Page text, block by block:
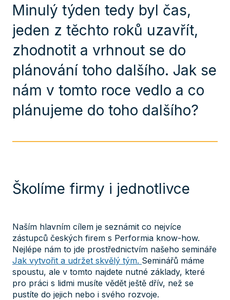
Minulý týden tedy byl čas,
jeden z těchto roků uzavřít,
zhodnotit a vrhnout se do
plánování toho dalšího. Jak se
nám v tomto roce vedlo a co
plánujeme do toho dalšího?
Školíme firmy i jednotlivce
Naším hlavním cílem je seznámit co nejvíce
zástupců českých firem s Performia know-how.
Nejlépe nám to jde prostřednictvím našeho semináře
Jak vytvořit a udržet skvělý tým. Seminářů máme
spoustu, ale v tomto najdete nutné základy, které
pro práci s lidmi musíte vědět ještě dřív, než se
pustíte do jejich nebo i svého rozvoje.